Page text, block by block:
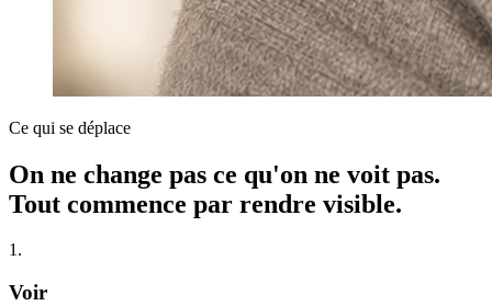
Ce qui se déplace
On ne change pas ce qu'on ne voit pas.
Tout commence par rendre visible.
1.
Voir